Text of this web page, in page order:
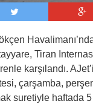
Tiran
karşılandı.
çarşamba,
suretiyle haftada 5